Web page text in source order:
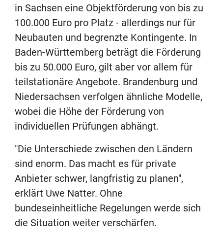
in Sachsen eine Objektförderung von bis zu
100.000 Euro pro Platz - allerdings nur für
Neubauten und begrenzte Kontingente. In
Baden-Württemberg beträgt die Förderung
bis zu 50.000 Euro, gilt aber vor allem für
teilstationäre Angebote. Brandenburg und
Niedersachsen verfolgen ähnliche Modelle,
wobei die Höhe der Förderung von
individuellen Prüfungen abhängt.
"Die Unterschiede zwischen den Ländern
sind enorm. Das macht es für private
Anbieter schwer, langfristig zu planen",
erklärt Uwe Natter. Ohne
bundeseinheitliche Regelungen werde sich
die Situation weiter verschärfen.